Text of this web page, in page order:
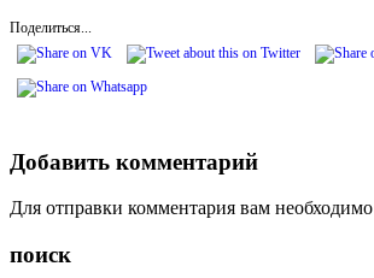
Поделиться...
Добавить комментарий
Для отправки комментария вам необходимо
поиск